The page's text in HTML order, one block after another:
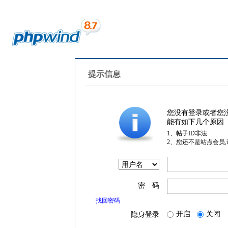
提示信息
您没有登录或者您
能有如下几个原因
1、帖子ID非法
2、您还不是站点会员
密 码
找回密码
隐身登录 开启 关闭